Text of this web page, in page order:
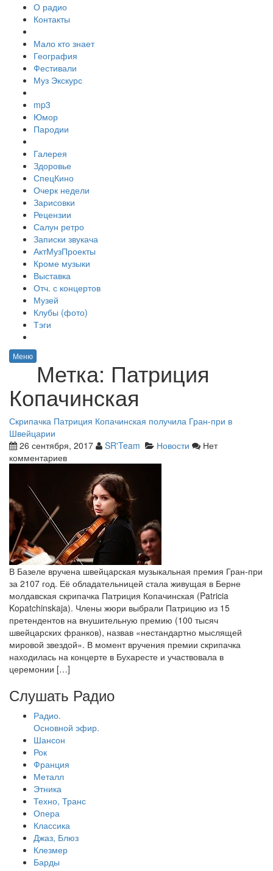
О радио
Контакты
Мало кто знает
География
Фестивали
Муз Экскурс
mp3
Юмор
Пародии
Галерея
Здоровье
СпецКино
Очерк недели
Зарисовки
Рецензии
Салун ретро
Записки звукача
АктМузПроекты
Кроме музыки
Выставка
Отч. с концертов
Музей
Клубы (фото)
Тэги
Меню
Метка: Патриция
Копачинская
Скрипачка Патриция Копачинская получила Гран-при в
Швейцарии
26 сентября, 2017
SR'Team Новости
Нет
комментариев
В Базеле вручена швейцарская музыкальная премия Гран-при
за 2107 год. Её обладательницей стала живущая в Берне
молдавская скрипачка Патриция Копачинская (Patricia
Kopatchinskaja). Члены жюри выбрали Патрицию из 15
претендентов на внушительную премию (100 тысяч
швейцарских франков), назвав «нестандартно мыслящей
мировой звездой». В момент вручения премии скрипачка
находилась на концерте в Бухаресте и участвовала в
церемонии […]
Слушать Радио
Радио.
Основной эфир.
Шансон
Рок
Франция
Металл
Этника
Техно, Транс
Опера
Классика
Джаз, Блюз
Клезмер
Барды